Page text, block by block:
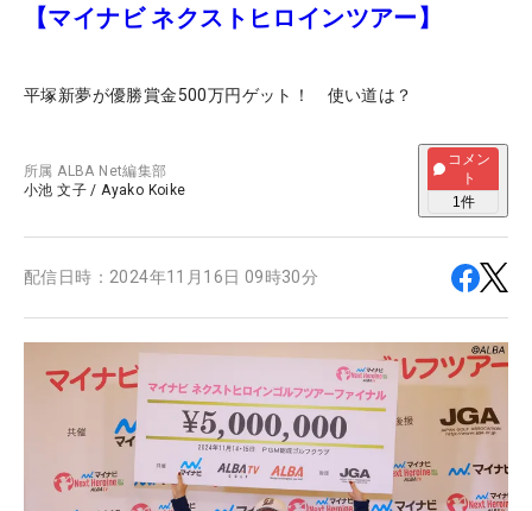
【マイナビ ネクストヒロインツアー】
平塚新夢が優勝賞金500万円ゲット！ 使い道は？
所属ALBA Net編集部
小池 文子 /Ayako Koike
コメン
ト
1件
配信日時： 2024年11月16日 09時30分